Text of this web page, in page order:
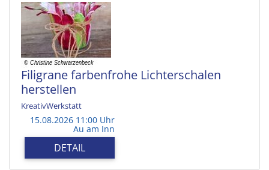
Filigrane farbenfrohe Lichterschalen
herstellen
KreativWerkstatt
15.08.2026 11:00 Uhr
Au am Inn
DETAIL